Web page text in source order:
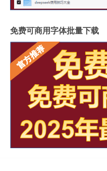
免费可商用字体批量下载